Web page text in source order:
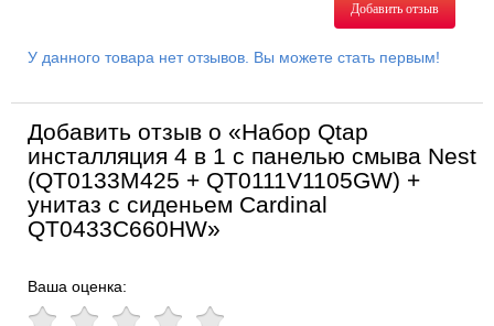
Добавить отзыв
У данного товара нет отзывов. Вы можете стать первым!
Добавить отзыв о «Набор Qtap
инсталляция 4 в 1 с панелью смыва Nest
(QT0133M425 + QT0111V1105GW) +
унитаз с сиденьем Cardinal
QT0433C660HW»
Ваша оценка: